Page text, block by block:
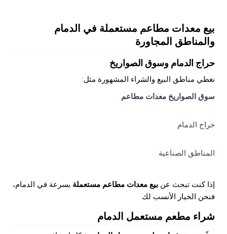
بيع معدات مطاعم مستعملة في الدمام
والمناطق المجاورة
حراج الدمام وسوق الصواريخ
نغطي مناطق البيع والشراء المشهورة مثل:
سوق الصواريخ معدات مطاعم
حراج الدمام
المناطق الصناعية
إذا كنت تبحث عن بيع معدات مطاعم مستعملة بسرعة في الدمام،
فنحن الخيار الأنسب لك
شراء مطعم مستعمل الدمام